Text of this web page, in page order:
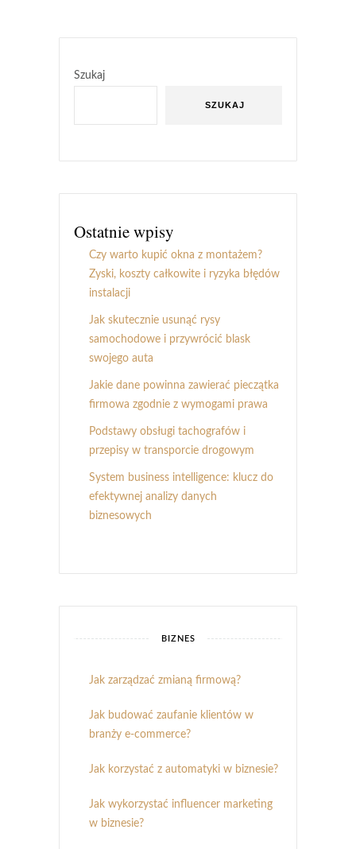
Szukaj
SZUKAJ
Ostatnie wpisy
Czy warto kupić okna z montażem?
Zyski, koszty całkowite i ryzyka błędów
instalacji
Jak skutecznie usunąć rysy
samochodowe i przywrócić blask
swojego auta
Jakie dane powinna zawierać pieczątka
firmowa zgodnie z wymogami prawa
Podstawy obsługi tachografów i
przepisy w transporcie drogowym
System business intelligence: klucz do
efektywnej analizy danych
biznesowych
BIZNES
Jak zarządzać zmianą firmową?
Jak budować zaufanie klientów w
branży e-commerce?
Jak korzystać z automatyki w biznesie?
Jak wykorzystać influencer marketing
w biznesie?